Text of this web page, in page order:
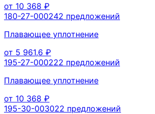
от 10 368 ₽
180-27-000242 предложений
Плавающее уплотнение
от 5 961,6 ₽
195-27-000222 предложений
Плавающее уплотнение
от 10 368 ₽
195-30-003022 предложений